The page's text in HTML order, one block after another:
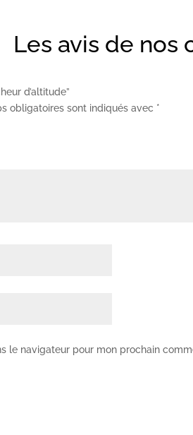
Les avis de nos
d’altitude”
obligatoires sont indiqués avec *
le navigateur pour mon prochain